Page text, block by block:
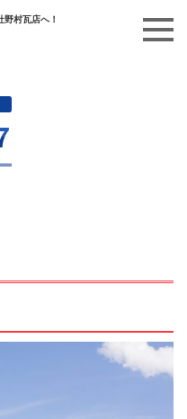
村瓦店へ！